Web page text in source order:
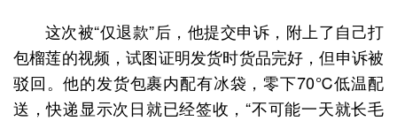
这次被“仅退款”后，他提交申诉，附上了自己打
包榴莲的视频，试图证明发货时货品完好，但申诉被
驳回。他的发货包裹内配有冰袋，零下70℃低温配
送，快递显示次日就已经签收，“不可能一天就长毛